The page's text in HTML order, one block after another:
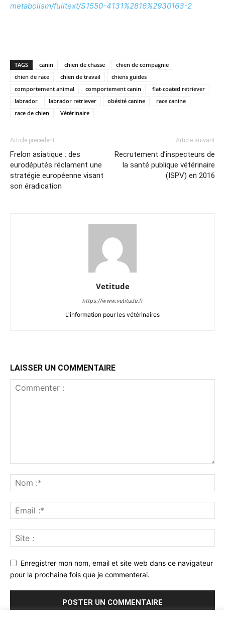
metabolism/fulltext/S1550-4131%2816%2930163-2
TAGS canin chien de chasse
chien de compagnie
chien de race
chien de travail
chiens guides
comportement animal
comportement canin
flat-coated retriever
labrador
labrador retriever obésité canine
race canine
race de chien
Vétérinaire
Article précédent
Frelon asiatique : des
eurodéputés réclament une
stratégie européenne visant
son éradication
Article suivant
Recrutement d’inspecteurs de
la santé publique vétérinaire
(ISPV) en 2016
Vetitude
https://www.vetitude.fr
L'information pour les vétérinaires
LAISSER UN COMMENTAIRE
Enregistrer mon nom, email et site web dans ce navigateur
pour la prochaine fois que je commenterai.